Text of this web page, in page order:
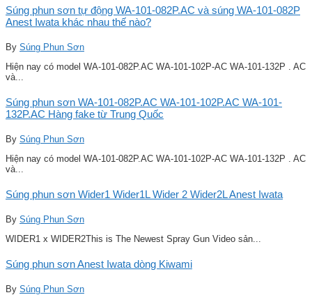
Súng phun sơn tự động WA-101-082P.AC và súng WA-101-082P
Anest Iwata khác nhau thế nào?
By Súng Phun Sơn
Hiện nay có model WA-101-082P.AC WA-101-102P-AC WA-101-132P . AC
và...
Súng phun sơn WA-101-082P.AC WA-101-102P.AC WA-101-
132P.AC Hàng fake từ Trung Quốc
By Súng Phun Sơn
Hiện nay có model WA-101-082P.AC WA-101-102P-AC WA-101-132P . AC
và...
Súng phun sơn Wider1 Wider1L Wider 2 Wider2L Anest Iwata
By Súng Phun Sơn
WIDER1 x WIDER2This is The Newest Spray Gun Video sản...
Súng phun sơn Anest Iwata dòng Kiwami
By Súng Phun Sơn